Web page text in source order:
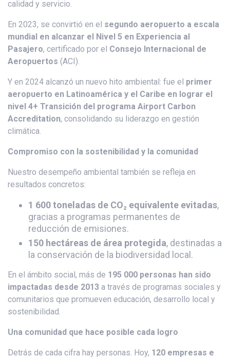
calidad y servicio.
En 2023, se convirtió en el segundo aeropuerto a escala
mundial en alcanzar el Nivel 5 en Experiencia al
Pasajero, certificado por el Consejo Internacional de
Aeropuertos (ACI).
Y en 2024 alcanzó un nuevo hito ambiental: fue el primer
aeropuerto en Latinoamérica y el Caribe en lograr el
nivel 4+ Transición del programa Airport Carbon
Accreditation, consolidando su liderazgo en gestión
climática.
Compromiso con la sostenibilidad y la comunidad
Nuestro desempeño ambiental también se refleja en
resultados concretos:
1 600 toneladas de CO₂ equivalente evitadas,
gracias a programas permanentes de
reducción de emisiones.
150 hectáreas de área protegida, destinadas a
la conservación de la biodiversidad local.
En el ámbito social, más de 195 000 personas han sido
impactadas desde 2013 a través de programas sociales y
comunitarios que promueven educación, desarrollo local y
sostenibilidad.
Una comunidad que hace posible cada logro
Detrás de cada cifra hay personas. Hoy, 120 empresas e